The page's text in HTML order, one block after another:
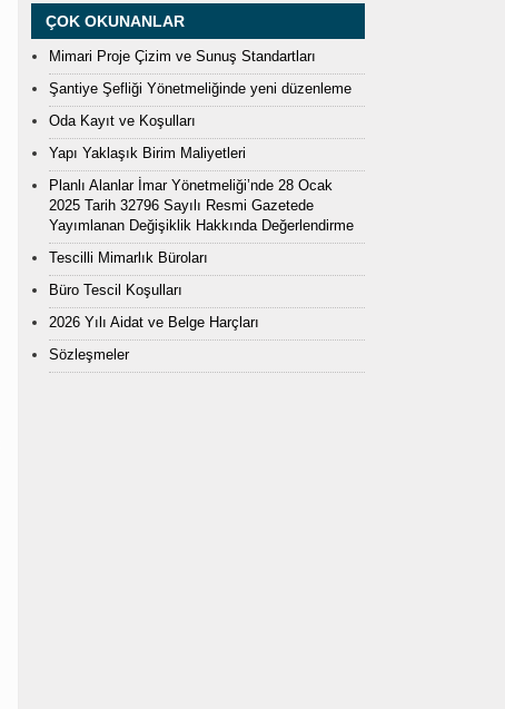
ÇOK OKUNANLAR
Mimari Proje Çizim ve Sunuş Standartları
Şantiye Şefliği Yönetmeliğinde yeni düzenleme
Oda Kayıt ve Koşulları
Yapı Yaklaşık Birim Maliyetleri
Planlı Alanlar İmar Yönetmeliği’nde 28 Ocak
2025 Tarih 32796 Sayılı Resmi Gazetede
Yayımlanan Değişiklik Hakkında Değerlendirme
Tescilli Mimarlık Büroları
Büro Tescil Koşulları
2026 Yılı Aidat ve Belge Harçları
Sözleşmeler